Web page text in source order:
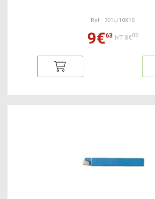
Ref : 301L/10X10
9€63 HT:8€02